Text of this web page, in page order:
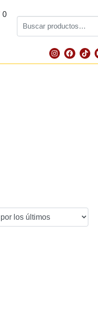
0